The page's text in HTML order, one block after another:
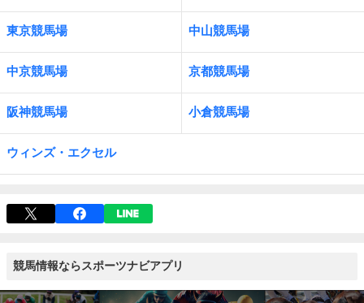
東京競馬場 中山競馬場
中京競馬場 京都競馬場
阪神競馬場 小倉競馬場
ウィンズ・エクセル
競馬情報ならスポーツナビアプリ